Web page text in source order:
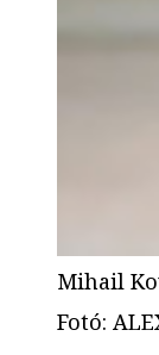
Mihail
Fotó: